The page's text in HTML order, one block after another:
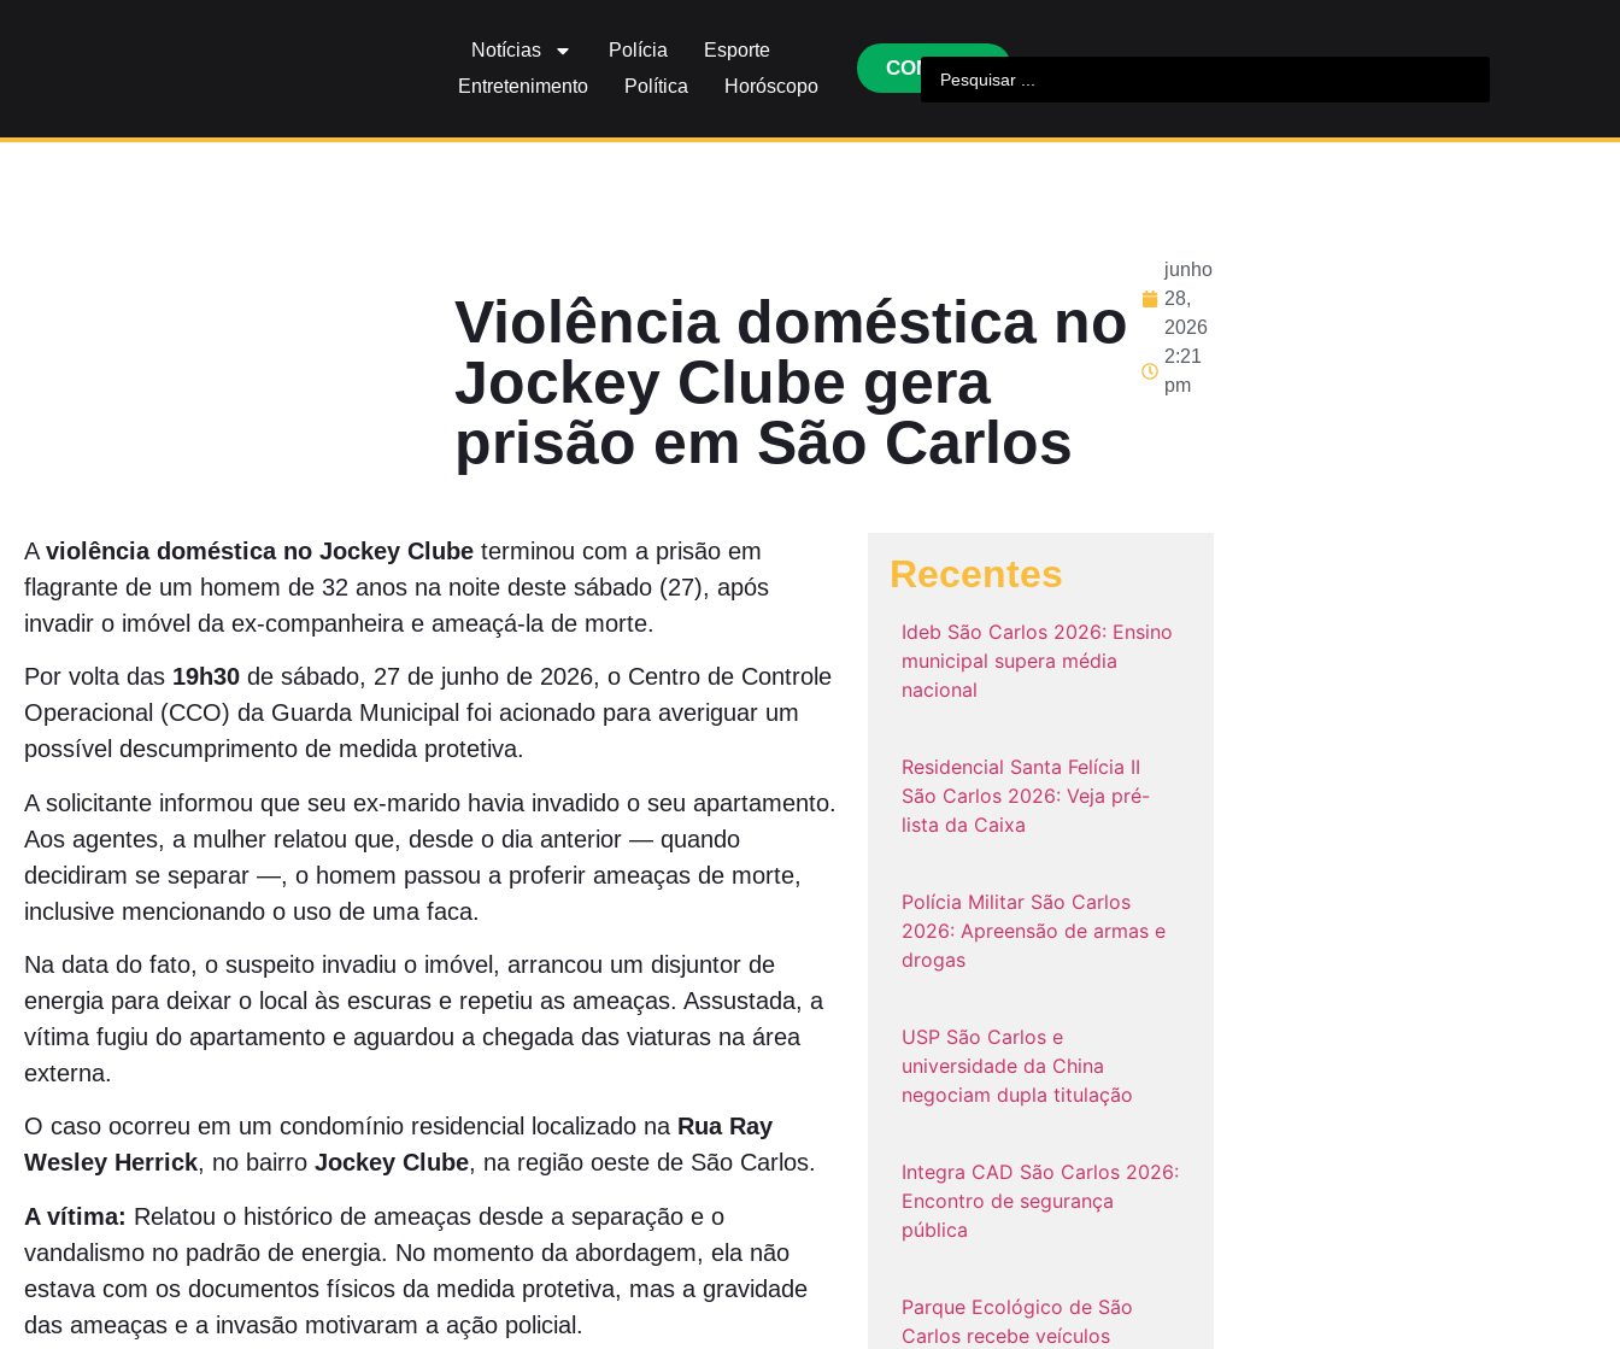
Notícias Polícia
Esporte
Entretenimento
Política Horóscopo
CONTATO
Violência doméstica no
Jockey Clube gera
prisão em São Carlos
junho
28,
2026
2:21
pm
A violência doméstica no Jockey Clube terminou com a prisão em
flagrante de um homem de 32 anos na noite deste sábado (27), após
invadir o imóvel da ex-companheira e ameaçá-la de morte.
Por volta das 19h30 de sábado, 27 de junho de 2026, o Centro de Controle
Operacional (CCO) da Guarda Municipal foi acionado para averiguar um
possível descumprimento de medida protetiva.
A solicitante informou que seu ex-marido havia invadido o seu apartamento.
Aos agentes, a mulher relatou que, desde o dia anterior — quando
decidiram se separar —, o homem passou a proferir ameaças de morte,
inclusive mencionando o uso de uma faca.
Na data do fato, o suspeito invadiu o imóvel, arrancou um disjuntor de
energia para deixar o local às escuras e repetiu as ameaças. Assustada, a
vítima fugiu do apartamento e aguardou a chegada das viaturas na área
externa.
O caso ocorreu em um condomínio residencial localizado na Rua Ray
Wesley Herrick, no bairro Jockey Clube, na região oeste de São Carlos.
A vítima: Relatou o histórico de ameaças desde a separação e o
vandalismo no padrão de energia. No momento da abordagem, ela não
estava com os documentos físicos da medida protetiva, mas a gravidade
das ameaças e a invasão motivaram a ação policial.
Recentes
Ideb São Carlos 2026: Ensino
municipal supera média
nacional
Residencial Santa Felícia II
São Carlos 2026: Veja pré-
lista da Caixa
Polícia Militar São Carlos
2026: Apreensão de armas e
drogas
USP São Carlos e
universidade da China
negociam dupla titulação
Integra CAD São Carlos 2026:
Encontro de segurança
pública
Parque Ecológico de São
Carlos recebe veículos